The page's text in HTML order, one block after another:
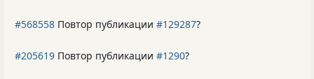
#568558 Повтор публикации #129287?
#205619 Повтор публикации #1290?